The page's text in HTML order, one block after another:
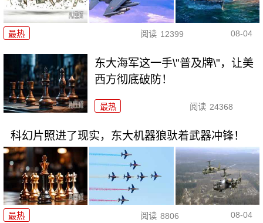
最热 阅读 12399 08-04
东大海军这一手\"普及牌\"，让美
西方彻底破防！
最热 阅读 24368
科幻片照进了现实，东大机器狼驮着武器冲锋！
最热 阅读 8806 08-04